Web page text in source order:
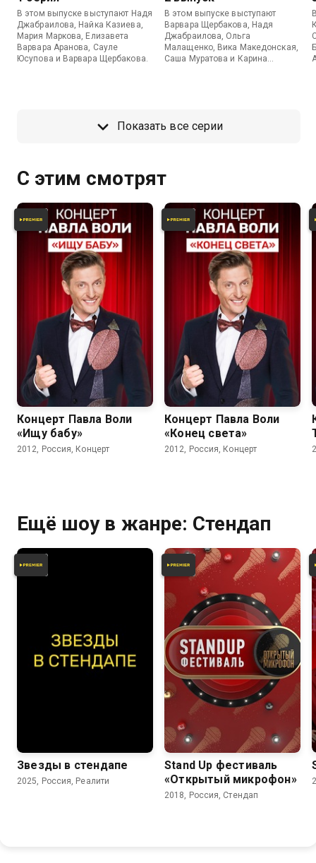
В этом выпуске выступают Надя
Джабраилова, Найка Казиева,
Мария Маркова, Елизавета
Варвара Аранова, Сауле
Юсупова и Варвара Щербакова.
В этом выпуске выступают
Варвара Щербакова, Надя
Джабраилова, Ольга
Малащенко, Вика Македонская,
Саша Муратова и Карина
Показать все серии
С этим смотрят
Концерт Павла Воли
«Ищу бабу»
2012, Россия, Концерт
Концерт Павла Воли
«Конец света»
2012, Россия, Концерт
Ещё шоу в жанре: Стендап
Звезды в стендапе
2025, Россия, Реалити
Stand Up фестиваль
«Открытый микрофон»
2018, Россия, Стендап